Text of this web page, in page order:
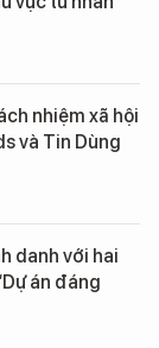
nhiệm xã hội
và Tin Dùng
danh với hai
án đáng